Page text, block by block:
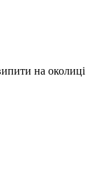
на околиці